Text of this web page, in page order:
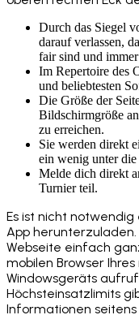
Durch das Siegel
darauf verlassen,
fair sind und
Im Repertoire des
und beliebtesten
Die Größe der
Bildschirmgröße
zu erreichen.
Sie werden direkt
ein wenig unter
Melde dich direkt
Turnier teil.
Es ist nicht notwendig
App
Webseite einfach
mobilen Browser
Windowsgeräts
Höchsteinsatzlimits
Informationen